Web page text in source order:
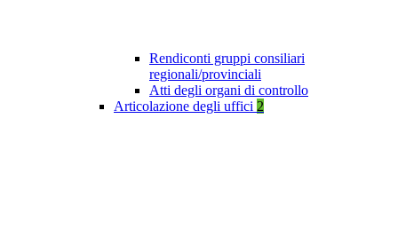
Rendiconti gruppi consiliari
regionali/provinciali
Atti degli organi di controllo
Articolazione degli uffici 2